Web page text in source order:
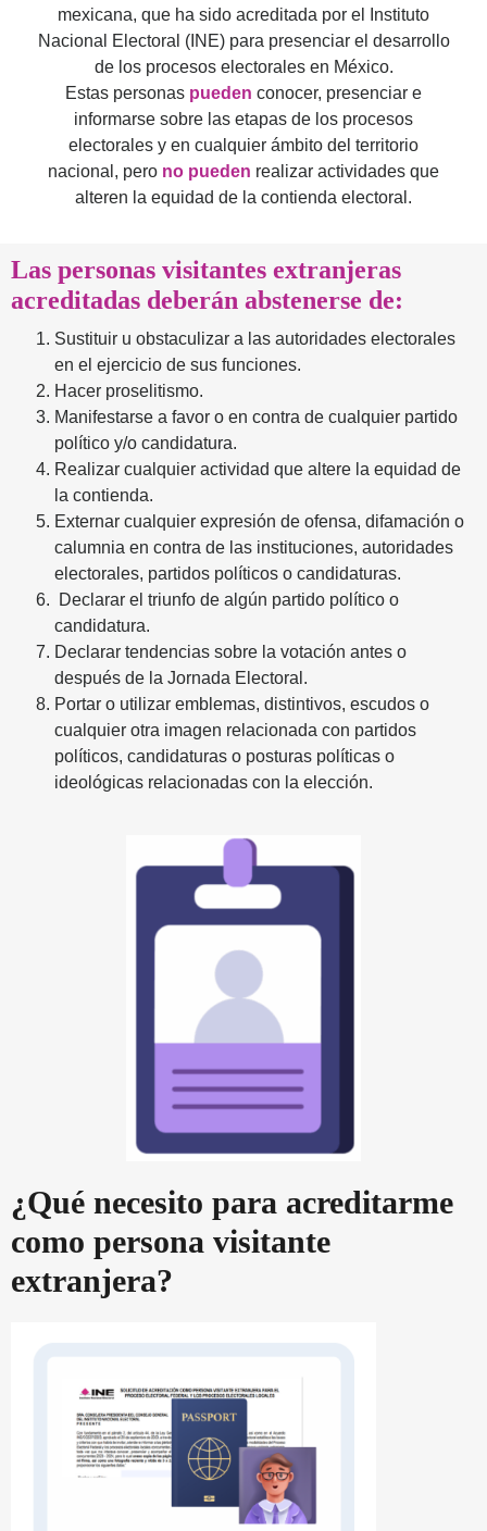
mexicana, que ha sido acreditada por el Instituto
Nacional Electoral (INE) para presenciar el desarrollo
de los procesos electorales en México.
Estas personas pueden conocer, presenciar e
informarse sobre las etapas de los procesos
electorales y en cualquier ámbito del territorio
nacional, pero no pueden realizar actividades que
alteren la equidad de la contienda electoral.
Las personas visitantes extranjeras
acreditadas deberán abstenerse de:
Sustituir u obstaculizar a las autoridades electorales
en el ejercicio de sus funciones.
Hacer proselitismo.
Manifestarse a favor o en contra de cualquier partido
político y/o candidatura.
Realizar cualquier actividad que altere la equidad de
la contienda.
Externar cualquier expresión de ofensa, difamación o
calumnia en contra de las instituciones, autoridades
electorales, partidos políticos o candidaturas.
Declarar el triunfo de algún partido político o
candidatura.
Declarar tendencias sobre la votación antes o
después de la Jornada Electoral.
Portar o utilizar emblemas, distintivos, escudos o
cualquier otra imagen relacionada con partidos
políticos, candidaturas o posturas políticas o
ideológicas relacionadas con la elección.
¿Qué necesito para acreditarme
como persona visitante
extranjera?